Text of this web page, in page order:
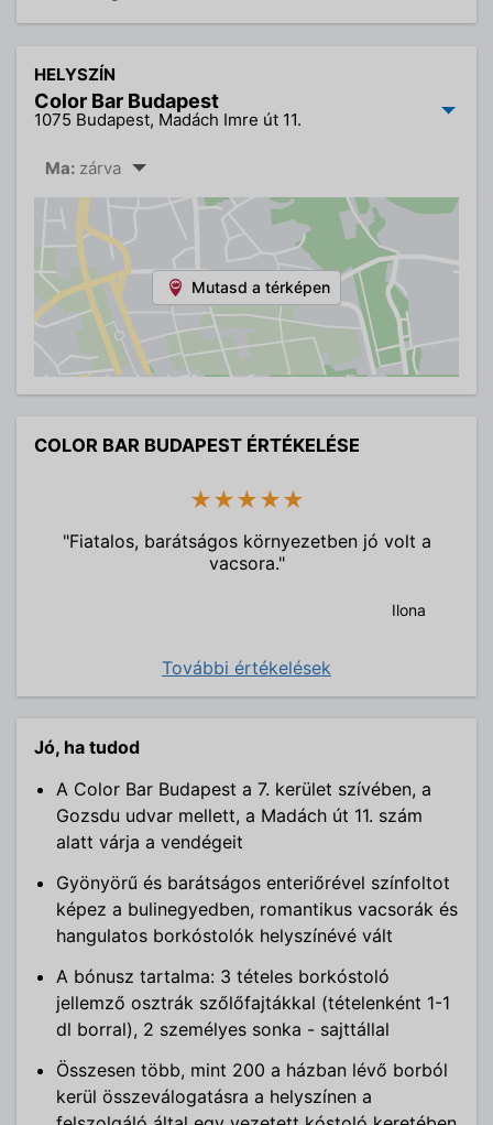
HELYSZÍN
Color Bar Budapest
1075 Budapest, Madách Imre út 11.
Ma: zárva
Mutasd a térképen
COLOR BAR BUDAPEST ÉRTÉKELÉSE
★★★★★
"Fiatalos, barátságos környezetben jó volt a
vacsora."
Ilona
További értékelések
Jó, ha tudod
A Color Bar Budapest a 7. kerület szívében, a
Gozsdu udvar mellett, a Madách út 11. szám
alatt várja a vendégeit
Gyönyörű és barátságos enteriőrével színfoltot
képez a bulinegyedben, romantikus vacsorák és
hangulatos borkóstolók helyszínévé vált
A bónusz tartalma: 3 tételes borkóstoló
jellemző osztrák szőlőfajtákkal (tételenként 1-1
dl borral), 2 személyes sonka - sajttállal
Összesen több, mint 200 a házban lévő borból
kerül összeválogatásra a helyszínen a